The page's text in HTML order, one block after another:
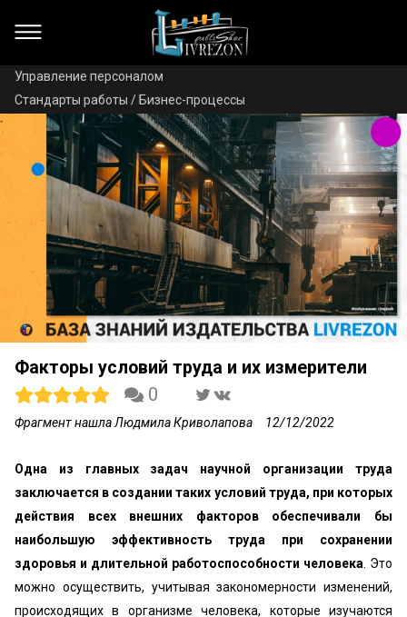
Управление персоналом
Стандарты работы / Бизнес-процессы
Факторы условий труда и их измерители
0
Фрагмент нашла Людмила Криволапова 12/12/2022
Одна из главных задач научной организации труда
заключается в создании таких условий труда, при ко­торых
действия всех внешних факторов обеспечивали бы
наибольшую эффективность труда при сохранении
здоровья и длительной работоспособности человека . Это
можно осуществить, учитывая закономерности из­менений,
происходящих в организме человека, которые изучаются